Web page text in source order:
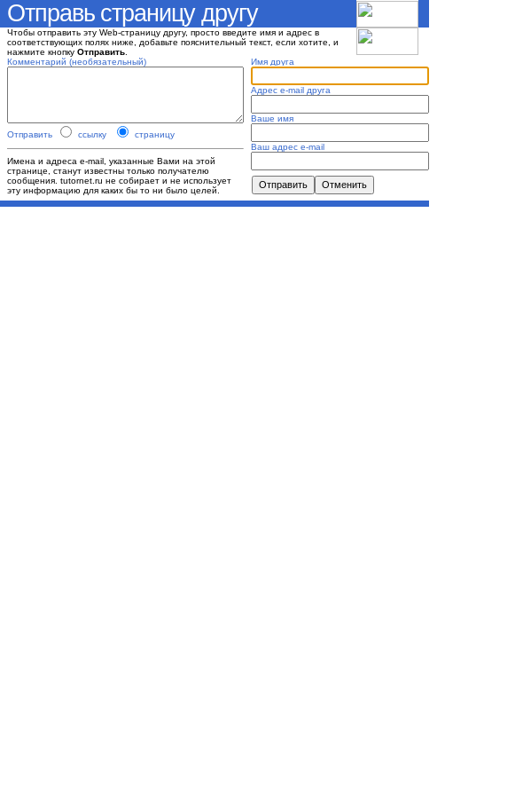
Отправь страницу другу
Чтобы отправить эту Web-страницу другу, просто введите имя и адрес в
соответствующих полях ниже, добавьте пояснительный текст, если хотите, и
нажмите кнопку Отправить
Комментарий (необязательный)
Отправить ссылку страницу
Имена и адреса e-mail, указанные Вами на этой
странице, станут известны только получателю
сообщения. tutornet.ru не собирает и не использует
эту информацию для каких бы то ни было целей.
Имя друга
Адрес e-mail друга
Ваше имя
Ваш адрес e-mail